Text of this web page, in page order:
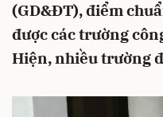
(GD&ĐT), điểm
được các trường
Hiện, nhiều trường